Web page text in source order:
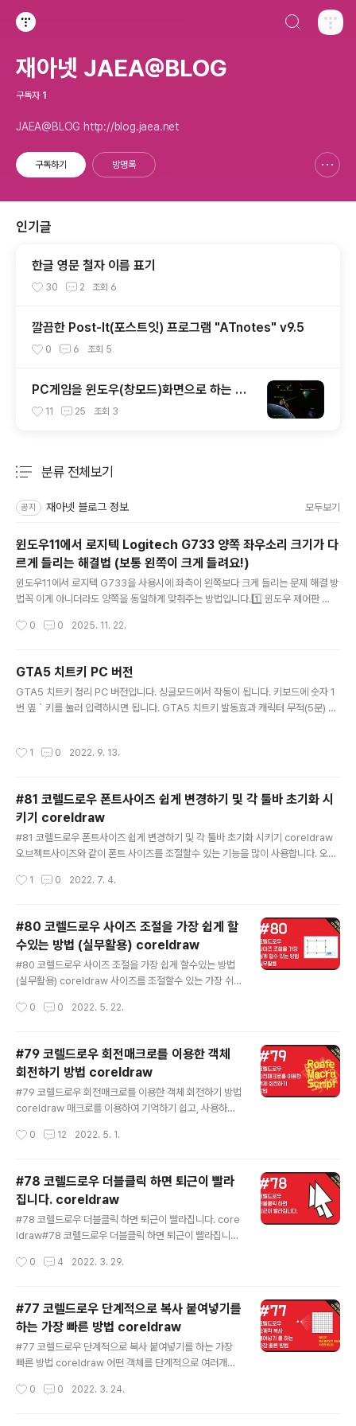
재아넷 JAEA@BLOG
구독자 1
JAEA@BLOG http://blog.jaea.net
구독하기 방명록
인기글
한글 영문 철자 이름 표기
30 2 조회 6
깔끔한 Post-It(포스트잇) 프로그램 "ATnotes" v9.5
0 6 조회 5
PC게임을 윈도우(창모드)화면으로 하는 방
법입니다.
11 25 조회 3
분류 전체보기
공지 재아넷 블로그 정보 모두보기
윈도우11에서 로지텍 Logitech G733 양쪽 좌우소리 크기가 다
르게 들리는 해결법 (보통 왼쪽이 크게 들려요!)
윈도우11에서 로지텍 G733을 사용시에 좌측이 왼쪽보다 크게 들리는 문제 해결 방
법꼭 이게 아니더라도 양쪽을 동일하게 맞춰주는 방법입니다.1️⃣ 윈도우 제어판 2️⃣
릭합니다.4️⃣ 아래 순서대로 진행 합니다.5️⃣ 재생 탭에서 스피커 G733 클릭하여 선
하면 됩니다.신기한게 이게 초기설정인지 버그인지 모르겠는데 이 상황이 있더라고
요~지금부터는 볼륨을 조절하면, 좌우측이 동일하게 들리고 동일하게 소리가 올라
가거나 같이 내려갑니다.이게 ..
0 0 2025. 11. 22.
GTA5 치트키 PC 버전
GTA5 치트키 정리 PC 버전입니다. 싱글모드에서 작동이 됩니다. 키보드에 숫자 1
번 옆 ` 키를 눌러 입력하시면 됩니다. GTA5 치트키 발동효과 캐릭터 무적(5분) pa
omet 스포츠카 comet 경찰수배 올리기 fugitive RapidGT 스포츠카 rapidgt
lyspray 슈퍼점프 hoptoit ..
1 0 2022. 9. 13.
#81 코렐드로우 폰트사이즈 쉽게 변경하기 및 각 툴바 초기화 시
키기 coreldraw
#81 코렐드로우 폰트사이즈 쉽게 변경하기 및 각 툴바 초기화 시키기 coreldraw
오브젝트사이즈와 같이 폰트 사이즈를 조절할수 있는 기능을 많이 사용합니다. 오늘
니다. 더불어 추가팁으로 각각의 툴바를 초기화 시킬수 있는 방법에 대해서도 추가적
렐드로우 2021, 코렐드로우 2020, 코렐드로우 2019, 코렐드로우 2018, 코렐드
로우2017, 코렐드로우 x7, 코렐드로우x5, 코렐드로우9, 코렐드로우기초, coreldr
aw tip coreldraw tutorial, coreldraw tutorial for beginners, coreldra..
1 0 2022. 7. 4.
#80 코렐드로우 사이즈 조절을 가장 쉽게 할
수있는 방법 (실무활용) coreldraw
#80 코렐드로우 사이즈 조절을 가장 쉽게 할수있는 방법
(실무활용) coreldraw 사이즈를 조절할수 있는 가장 쉬
저와 같은 방식으로 하셔도 되고, 다른 키를 이용하셔도 됩
렐드로우 2022, 코렐드로우 2021, 코렐드로우 2020,
코렐드로우 2019, 코렐드로우 2018, 코렐드로우2017,
코렐드로우 x7, 코렐드로우x5, 코렐드로우9, 코렐드로우
기초, coreldraw tip coreldraw tutorial, coreldraw
ign, co..
0 0 2022. 5. 22.
#79 코렐드로우 회전매크로를 이용한 객체
회전하기 방법 coreldraw
#79 코렐드로우 회전매크로를 이용한 객체 회전하기 방법
coreldraw 매크로를 이용하여 기억하기 쉽고, 사용하기
여 알아보려고 합니다. 아래 매크로를 잘 확인 하시면 여러
사 붙여넣는 위치는 아래와 같습니다. ✅ ALT + F11 을 하
신후에 좌측의 창에서 GlobalMacros (GlobalMacro
s.gms) - Coreldraw 2022 Objects - ThisMacro
Stroage 선택후에 아래 내용을 복사 붙여넣기 하시면 됩
니다. ※ 다른 매크로가 있다면 삭제하지 마시고 추가적으
election.Rotate 1..
0 12 2022. 5. 1.
#78 코렐드로우 더블클릭 하면 퇴근이 빨라
집니다. coreldraw
#78 코렐드로우 더블클릭 하면 퇴근이 빨라집니다. core
ldraw#78 코렐드로우 더블클릭 하면 퇴근이 빨라집니다.
려드리고자 합니다. 1. 전체선택을 하는 방법 2. 페이지 크
에 많은 도움이 되시기를 바랍니다. 재아클래스, 코렐드로
우, 코렐드로우강좌, 코렐드로우 2019, 코렐드로우 2018,
코렐드로우2017, 코렐드로우 x7, 코렐드로우x5, 코렐드
로우9, 코렐드로우기초, coreldraw tip coreldraw tut
w, coreldr..
0 4 2022. 3. 29.
#77 코렐드로우 단계적으로 복사 붙여넣기를
하는 가장 빠른 방법 coreldraw
#77 코렐드로우 단계적으로 복사 붙여넣기를 하는 가장
빠른 방법 coreldraw 어떤 객체를 단계적으로 여러개를
하게 사용이 가능할것 같습니다. ■ 2021버전의 해당 메
0 0 2022. 3. 24.